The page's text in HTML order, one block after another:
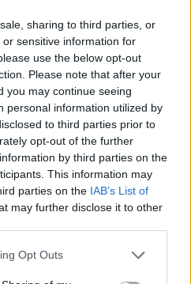
sharing to third parties, or
sensitive information for
use the below opt-out
Please note that after your
you may continue seeing
personal information utilized by
to third parties prior to
opt-out of the further
by third parties on the
This information may
parties on the IAB’s List of
may further disclose it to other
Opt Outs
embert. Utolsó
érkezett az MCC-